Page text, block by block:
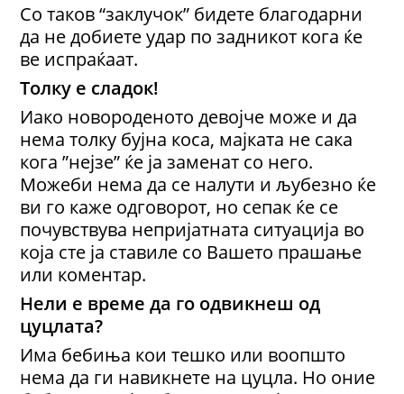
Со таков “заклучок” бидете благодарни
да не добиете удар по задникот кога ќе
ве испраќаат.
Толку е сладок!
Иако новороденото девојче може и да
нема толку бујна коса, мајката не сака
кога ”нејзе” ќе ја заменат со него.
Можеби нема да се налути и љубезно ќе
ви го каже одговорот, но сепак ќе се
почувствува непријатната ситуација во
која сте ја ставиле со Вашето прашање
или коментар.
Нели е време да го одвикнеш од
цуцлата?
Има бебиња кои тешко или воопшто
нема да ги навикнете на цуцла. Но оние